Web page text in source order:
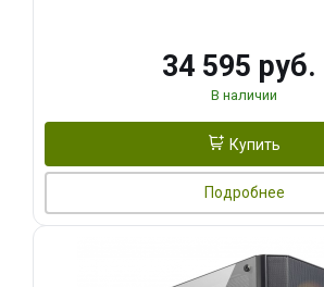
34 595 руб.
В наличии
Купить
Подробнее